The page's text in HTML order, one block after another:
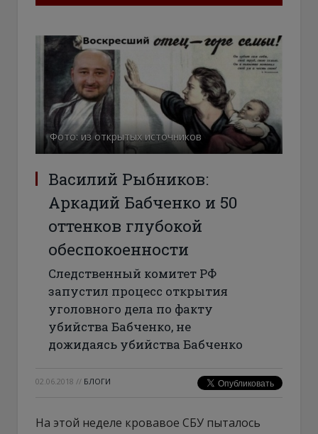
Фото: из открытых источников
Василий Рыбников:
Аркадий Бабченко и 50
оттенков глубокой
обеспокоенности
Следственный комитет РФ
запустил процесс открытия
уголовного дела по факту
убийства Бабченко, не
дожидаясь убийства Бабченко
02.06.2018 // БЛОГИ
На этой неделе кровавое СБУ пыталось